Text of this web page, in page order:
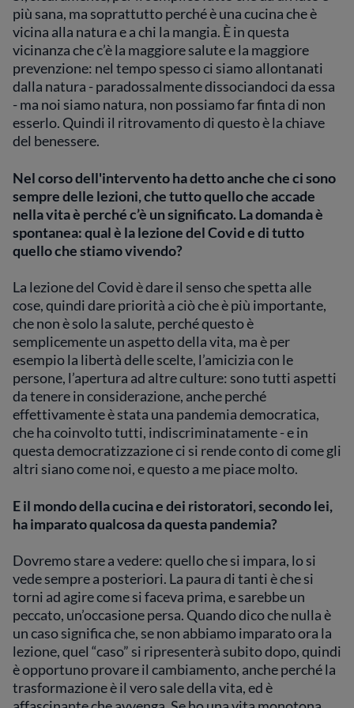
più sana, ma soprattutto perché è una cucina che è
vicina alla natura e a chi la mangia. È in questa
vicinanza che c’è la maggiore salute e la maggiore
prevenzione: nel tempo spesso ci siamo allontanati
dalla natura - paradossalmente dissociandoci da essa
- ma noi siamo natura, non possiamo far finta di non
esserlo. Quindi il ritrovamento di questo è la chiave
del benessere.
Nel corso dell'intervento ha detto anche che ci sono
sempre delle lezioni, che tutto quello che accade
nella vita è perché c’è un significato. La domanda è
spontanea: qual è la lezione del Covid e di tutto
quello che stiamo vivendo?
La lezione del Covid è dare il senso che spetta alle
cose, quindi dare priorità a ciò che è più importante,
che non è solo la salute, perché questo è
semplicemente un aspetto della vita, ma è per
esempio la libertà delle scelte, l’amicizia con le
persone, l’apertura ad altre culture: sono tutti aspetti
da tenere in considerazione, anche perché
effettivamente è stata una pandemia democratica,
che ha coinvolto tutti, indiscriminatamente - e in
questa democratizzazione ci si rende conto di come gli
altri siano come noi, e questo a me piace molto.
E il mondo della cucina e dei ristoratori, secondo lei,
ha imparato qualcosa da questa pandemia?
Dovremo stare a vedere: quello che si impara, lo si
vede sempre a posteriori. La paura di tanti è che si
torni ad agire come si faceva prima, e sarebbe un
peccato, un’occasione persa. Quando dico che nulla è
un caso significa che, se non abbiamo imparato ora la
lezione, quel “caso” si ripresenterà subito dopo, quindi
è opportuno provare il cambiamento, anche perché la
trasformazione è il vero sale della vita, ed è